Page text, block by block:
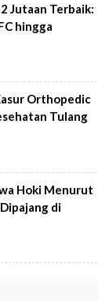
Jutaan Terbaik:
hingga
Orthopedic
Tulang
Hoki Menurut
di